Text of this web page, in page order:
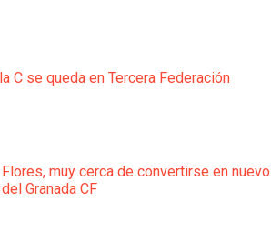
C se queda en Tercera Federación
muy cerca de convertirse en nuevo
Granada CF